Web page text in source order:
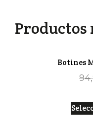
Productos
Botines